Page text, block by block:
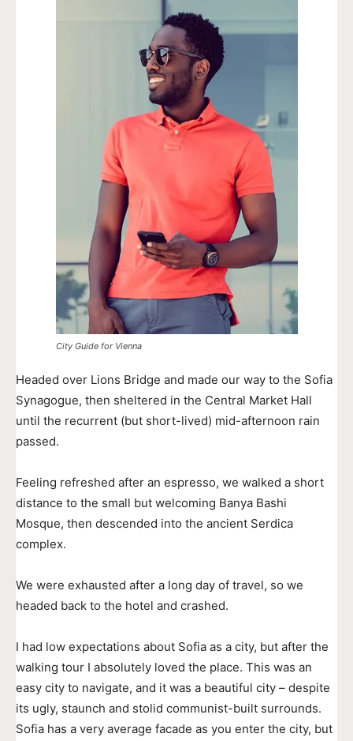
City Guide for Vienna
Headed over Lions Bridge and made our way to the Sofia
Synagogue, then sheltered in the Central Market Hall
until the recurrent (but short-lived) mid-afternoon rain
passed.
Feeling refreshed after an espresso, we walked a short
distance to the small but welcoming Banya Bashi
Mosque, then descended into the ancient Serdica
complex.
We were exhausted after a long day of travel, so we
headed back to the hotel and crashed.
I had low expectations about Sofia as a city, but after the
walking tour I absolutely loved the place. This was an
easy city to navigate, and it was a beautiful city – despite
its ugly, staunch and stolid communist-built surrounds.
Sofia has a very average facade as you enter the city, but